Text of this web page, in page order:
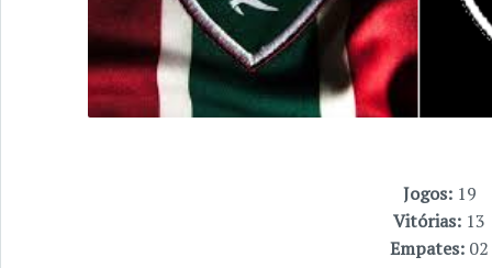
Jogos:19
Vitórias: 13
Empates: 02